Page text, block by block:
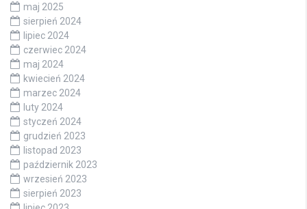
maj 2025
sierpień 2024
lipiec 2024
czerwiec 2024
maj 2024
kwiecień 2024
marzec 2024
luty 2024
styczeń 2024
grudzień 2023
listopad 2023
październik 2023
wrzesień 2023
sierpień 2023